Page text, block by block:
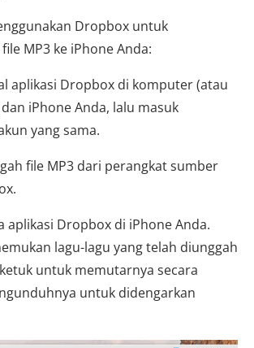
Dropbox untuk
MP3 ke iPhone Anda:
aplikasi Dropbox di komputer (atau
iPhone Anda, lalu masuk
yang sama.
file MP3 dari perangkat sumber
aplikasi Dropbox di iPhone Anda.
lagu-lagu yang telah diunggah
untuk memutarnya secara
untuk didengarkan